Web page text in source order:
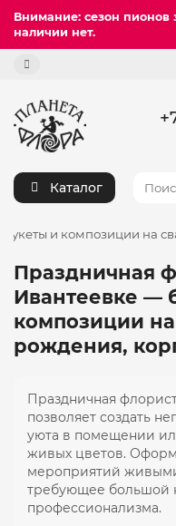
Внимание: сезон пионов
наличии нет.
Каталог
и композиции на
Праздничная
Ивантеевке —
композиции
рождения,
Праздничная
позволяет создать
уюта в помещении
живых цветов.
мероприятий
требующее большой
профессионализма.